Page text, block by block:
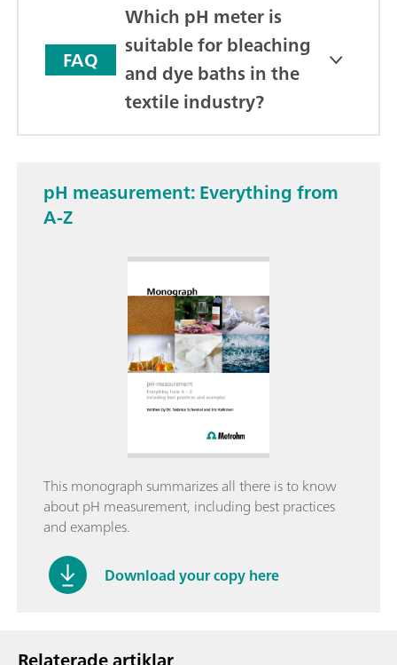
FAQ
Which pH meter is
suitable for bleaching
and dye baths in the
textile industry?
pH measurement: Everything from
A-Z
This monograph summarizes all there is to know
about pH measurement, including best practices
and examples.
Download your copy here